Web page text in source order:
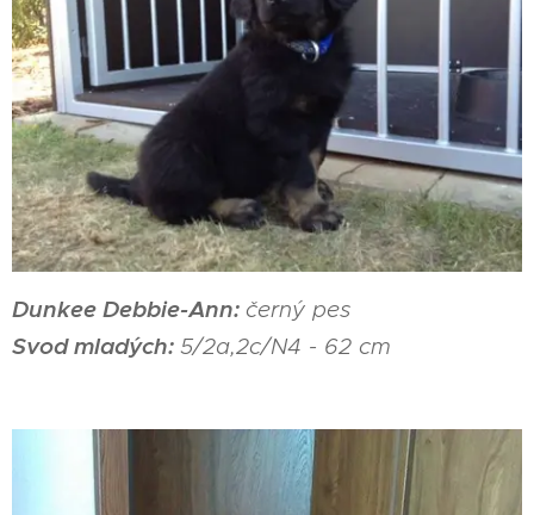
Dunkee Debbie-Ann: černý pes
Svod mladých: 5/2a,2c/N4 - 62 cm